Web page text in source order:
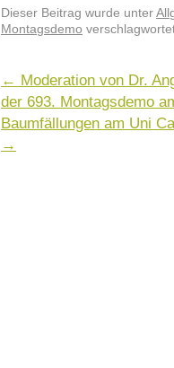
Dieser Beitrag wurde unter
Montagsdemo
← Moderation von Dr.
der 693. Montagsdemo
Baumfällungen am Uni
→